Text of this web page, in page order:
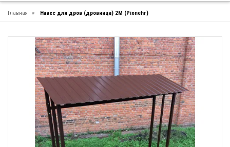
Главная » Навес для дров (дровница) 2М (Pionehr)